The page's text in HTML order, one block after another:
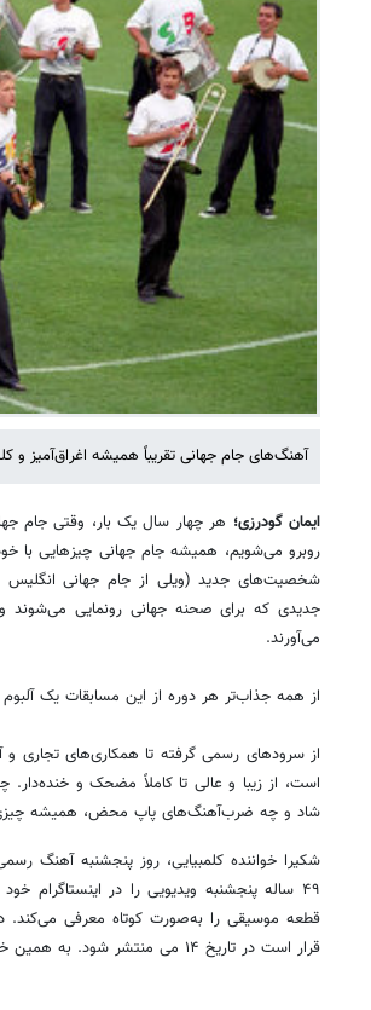
آهنگ‌های جام جهانی تقریباً همیشه اغراق‌آمیز و
ایمان گودرزی؛ هر چهار سال یک بار، وقتی جام
روبرو می‌شویم، همیشه جام جهانی چیزهایی با
جدیدی که برای صحنه جهانی رونمایی می‌شوند
می‌آورند.
از همه جذاب‌تر هر دوره از این مسابقات یک
از سرودهای رسمی گرفته تا همکاری‌های تجاری
است، از زیبا و عالی تا کاملاً مضحک و
شاد و چه ضرب‌آهنگ‌های پاپ محض، همیشه
۴۹ ساله پنجشنبه ویدیویی را در اینستاگرام
قطعه موسیقی را به‌صورت کوتاه معرفی می‌کند.
قرار است در تاریخ ۱۴ می منتشر شود. به همین خاطر بد نیست کمی خاطره بازی کنیم؛